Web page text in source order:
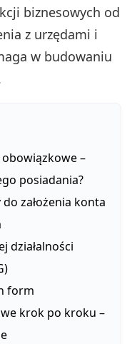
biznesowych od
z urzędami i
w budowaniu
–
posiadania?
założenia konta
działalności
form
krok po kroku –